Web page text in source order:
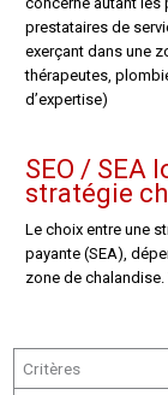
prestataires de
exerçant dans une
thérapeutes,
d’expertise)
SEO / SEA
stratégie
Le choix entre une
payante (SEA),
zone de
Critères